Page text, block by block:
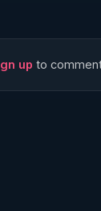
RÉGÉNÈRE
up to